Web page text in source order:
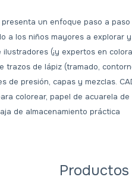
presenta un enfoque paso a
a los niños mayores a explorar
ilustradores (¡y expertos en
trazos de lápiz (tramado,
de presión, capas y mezclas.
colorear, papel de acuarela
de almacenamiento práctica